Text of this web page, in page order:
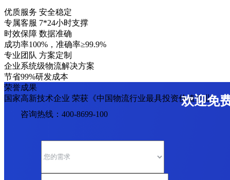
优质服务 安全稳定
专属客服 7*24小时支撑
时效保障 数据准确
成功率100%，准确率≥99.9%
专业团队 方案定制
企业系统级物流解决方案
节省99%研发成本
荣誉成果
国家高新技术企业 荣获《中国物流行业最具投资价值企业》
欢迎免
咨询热线：400-8699-100